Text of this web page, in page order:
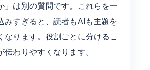
」は別の質問です。これらを一
みすぎると、読者もAIも主題を
なります。役割ごとに分けるこ
伝わりやすくなります。